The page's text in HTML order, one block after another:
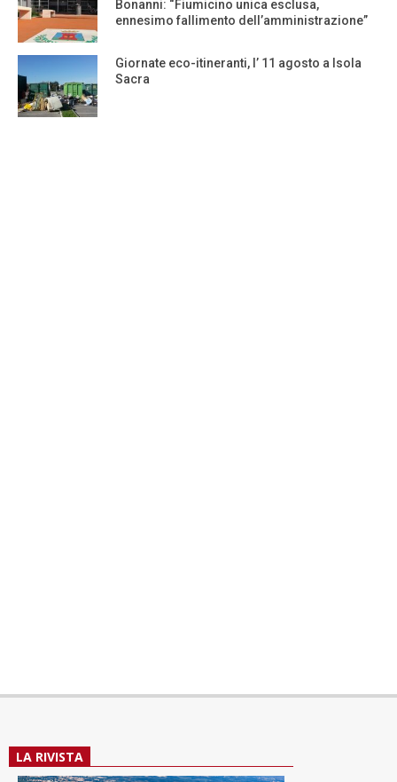
Bonanni: “Fiumicino unica esclusa,
ennesimo fallimento dell’amministrazione”
Giornate eco-itineranti, l’ 11 agosto a Isola
Sacra
LA RIVISTA